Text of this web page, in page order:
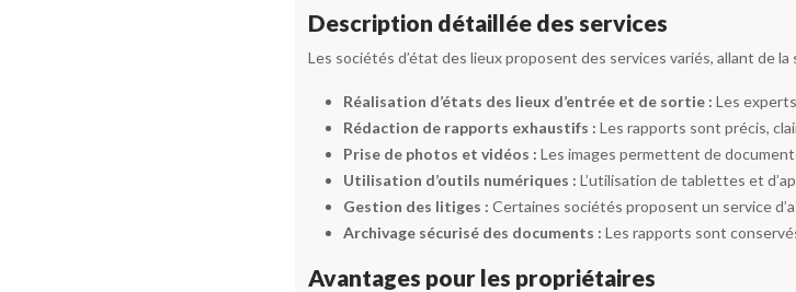
Description détaillée des services
Les sociétés d’état des lieux proposent des services variés, allant de
Réalisation d’états des lieux d’entrée et de sortie : Les
Rédaction de rapports exhaustifs : Les rapports sont précis,
Prise de photos et vidéos : Les images permettent de
Utilisation d’outils numériques : L’utilisation de tablettes et
Gestion des litiges : Certaines sociétés proposent un service
Archivage sécurisé des documents : Les rapports sont
Avantages pour les propriétaires